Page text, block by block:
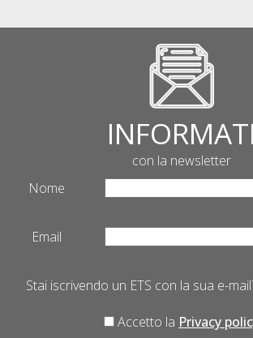
INFORMATI
con la newsletter
Nome
Email
Stai iscrivendo un ETS con la sua e-
Accetto la Privacy